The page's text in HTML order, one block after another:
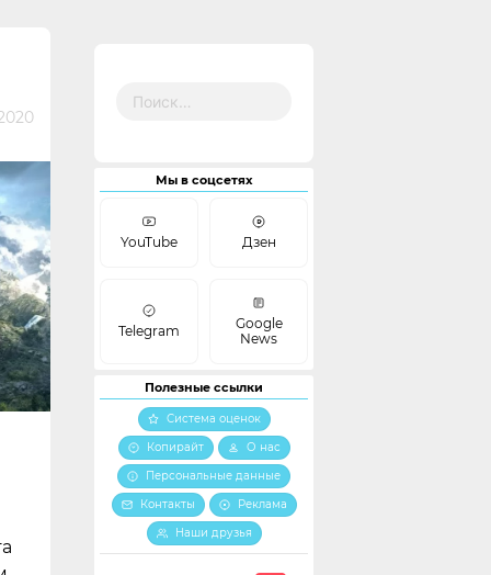
Мы в соцсетях
YouTube Дзен
Telegram
Google
News
Полезные ссылки
Система оценок
Копирайт
О нас
Персональные данные
Контакты
Реклама
Наши друзья